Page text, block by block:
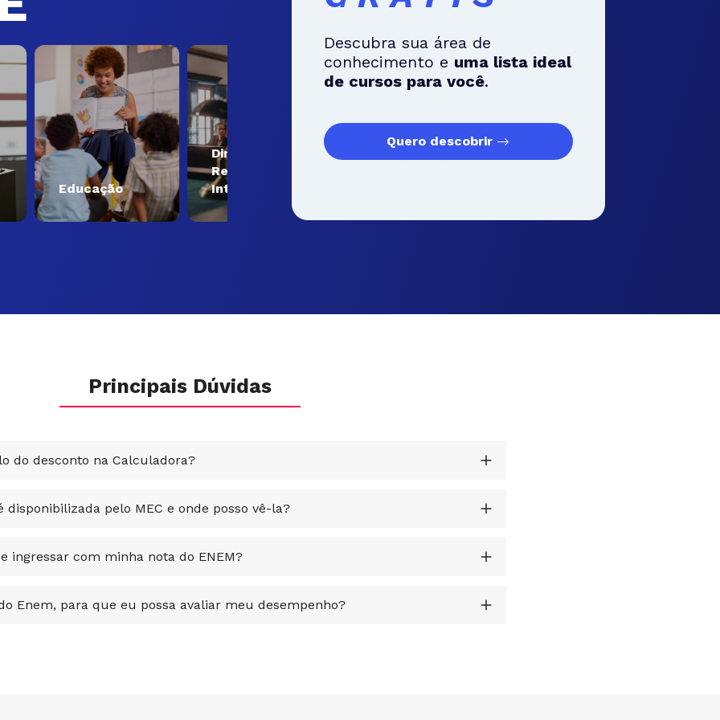
Educação
Direito e
Relações
Internacionais
Descubra sua área de
conhecimento e uma lista ideal
de cursos para você.
Quero descobrir
Principais Dúvidas
do desconto na Calculadora?
disponibilizada pelo MEC e onde posso vê-la?
ingressar com minha nota do ENEM?
Enem, para que eu possa avaliar meu desempenho?